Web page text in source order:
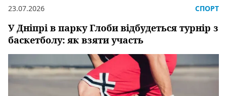
У Дніпрі в парку Глоби відбудеться турнір з
баскетболу: як взяти участь
23.07.2026 СПОРТ